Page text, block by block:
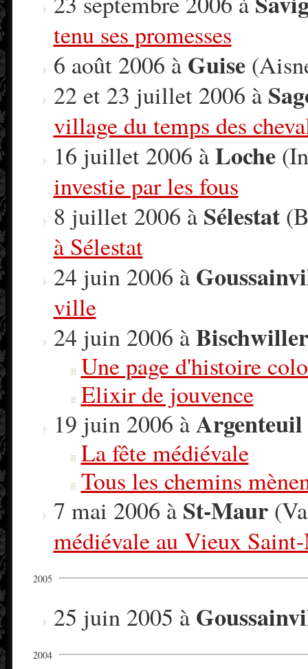
tenu ses promesses
6 août 2006 à Guise
22 et 23 juillet 2006 à
village du temps des
16 juillet 2006 àLoche
investie par les fous
8 juillet 2006 à Sélestat
à Sélestat
24 juin 2006 à
ville
24 juin 2006 àBischwiller
Une page d'histoire
Elixir de jouvence
19 juin 2006 àArgenteuil
La fête médiévale
Tous les chemins
7 mai 2006 à St-Maur
médiévale au Vieux
2005
25 juin 2005 à
2004